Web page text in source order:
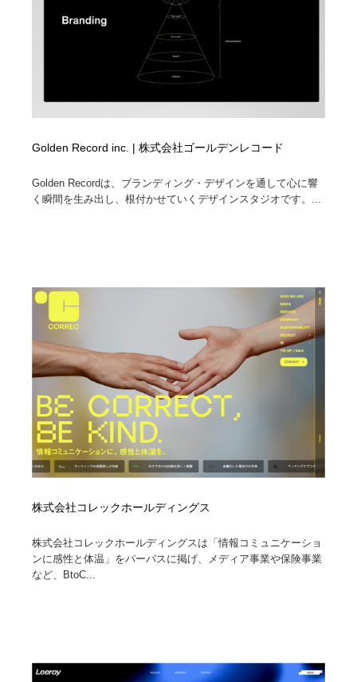
Golden Record inc. | 株式会社ゴールデンレコード
Golden Recordは、ブランディング・デザインを通して心に響
く瞬間を生み出し、根付かせていくデザインスタジオです。...
株式会社コレックホールディングス
株式会社コレックホールディングスは「情報コミュニケーショ
ンに感性と体温」をパーパスに掲げ、メディア事業や保険事業
など、BtoC...